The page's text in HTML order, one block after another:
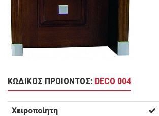
ΚΩΔΙΚΟΣ ΠΡΟΙΟΝΤΟΣ: DECO 004
Χειροποίητη